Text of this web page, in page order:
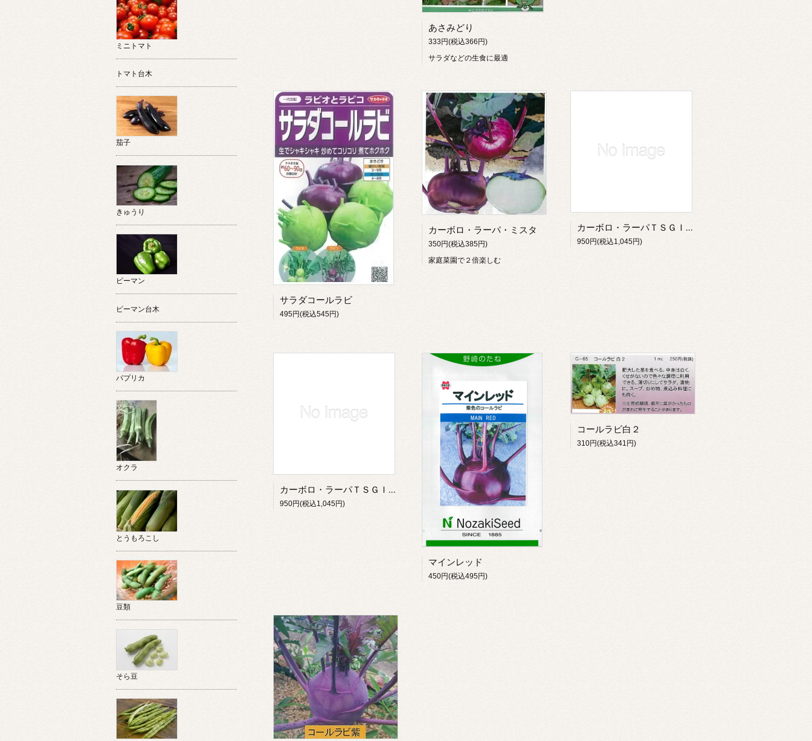
あさみどり
333円(税込366円)
サラダなどの生食に最適
サラダコールラビ
495円(税込545円)
カーボロ・ラーパ・ミスタ
350円(税込385円)
家庭菜園で２倍楽しむ
カーボロ・ラーパＴＳＧＩ－１６５７（緑）
950円(税込1,045円)
カーボロ・ラーパＴＳＧＩ－１６５６（赤）
950円(税込1,045円)
マインレッド
450円(税込495円)
コールラビ白２
310円(税込341円)
ミニトマト
トマト台木
茄子
きゅうり
ピーマン
ピーマン台木
パプリカ
オクラ
とうもろこし
豆類
そら豆